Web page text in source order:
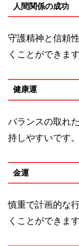
人間関係の成功
守護精神と信頼
くことができます
健康運
バランスの取れ
持しやすいです
金運
慎重で計画的な
くことができます